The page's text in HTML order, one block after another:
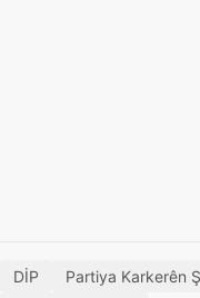
DİP Partiya Karkerên